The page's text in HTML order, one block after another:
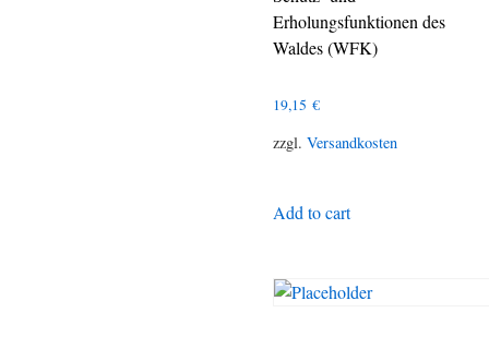
Erholungsfunktionen des
Waldes (WFK)
19,15 €
zzgl. Versandkosten
Add to cart